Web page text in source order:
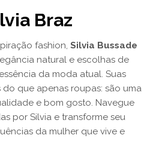
Braz
fashion, Silvia Bussade
natural e escolhas de
da moda atual. Suas
que apenas roupas: são uma
e bom gosto. Navegue
por Silvia e transforme seu
da mulher que vive e